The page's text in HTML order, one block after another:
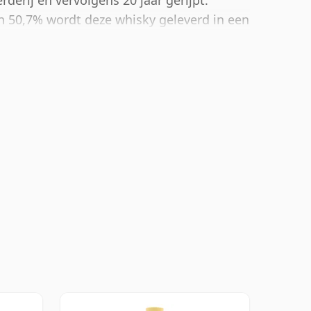
wordt deze whisky geleverd in een